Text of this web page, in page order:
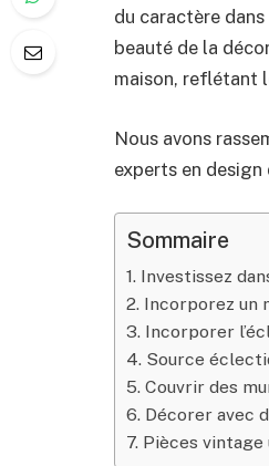
du caractère
beauté de la
maison, reflétant
Nous avons
experts en design
Sommaire
1. Investissez
2. Incorporez un
3. Incorporer
4. Source
5. Couvrir des
6. Décorer avec
7. Pièces